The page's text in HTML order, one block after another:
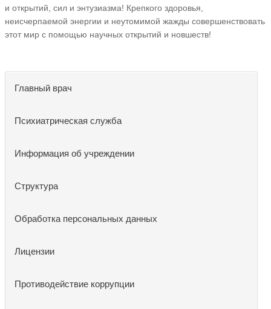
Главный врач
Психиатрическая служба
Информация об учреждении
Структура
Обработка персональных данных
Лицензии
Противодействие коррупции
и открытий, сил и энтузиазма! Крепкого здоровья,
неисчерпаемой энергии и неутомимой жажды совершенствовать
этот мир с помощью научных открытий и новшеств!